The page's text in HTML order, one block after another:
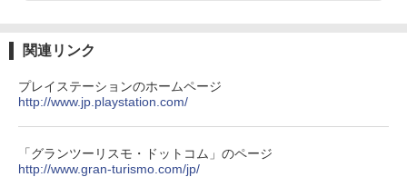
関連リンク
プレイステーションのホームページ
http://www.jp.playstation.com/
「グランツーリスモ・ドットコム」のページ
http://www.gran-turismo.com/jp/